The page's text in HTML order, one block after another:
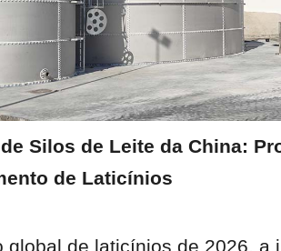
Silos de Leite da China:
de Laticínios
global de laticínios de 2026, a